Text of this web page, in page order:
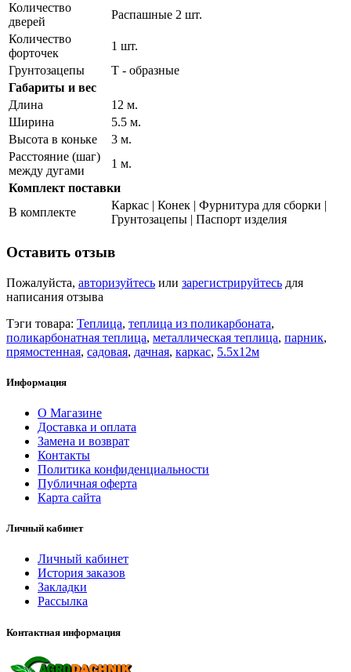
Количество
дверей
Распашные 2 шт.
Количество
форточек
1 шт.
Грунтозацепы
Т - образные
Габариты и вес
Длина
12 м.
Ширина
5.5 м.
Высота в коньке
3 м.
Расстояние (шаг)
между дугами
1 м.
Комплект поставки
В комплекте
Каркас | Конек | Фурнитура для сборки |
Грунтозацепы | Паспорт изделия
Оставить отзыв
Пожалуйста, авторизуйтесь или зарегистрируйтесь для
написания отзыва
Тэги товара: Теплица, теплица из поликарбоната,
поликарбонатная теплица, металлическая теплица, парник,
прямостенная, садовая, дачная, каркас, 5.5х12м
Информация
О Магазине
Доставка и оплата
Замена и возврат
Контакты
Политика конфиденциальности
Публичная оферта
Карта сайта
Личный кабинет
Личный кабинет
История заказов
Закладки
Рассылка
Контактная информация